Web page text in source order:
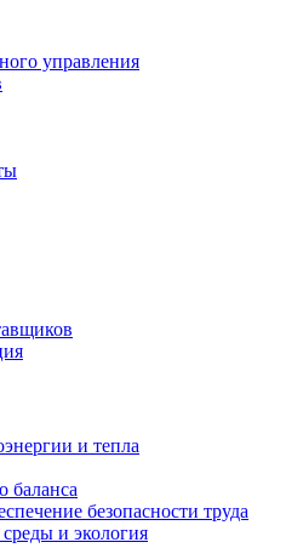
управления
и тепла
баланса
безопасности труда
и экология